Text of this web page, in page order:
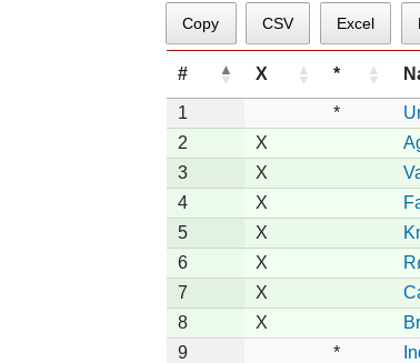
Copy CSV Excel
# X *
1 *
2
X
3
X
4
X
5
X
6
X
7
X
8
X
9
*